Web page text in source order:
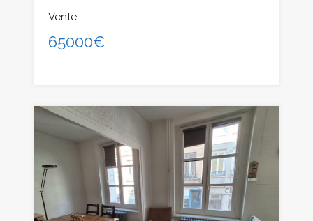
Vente
65000€